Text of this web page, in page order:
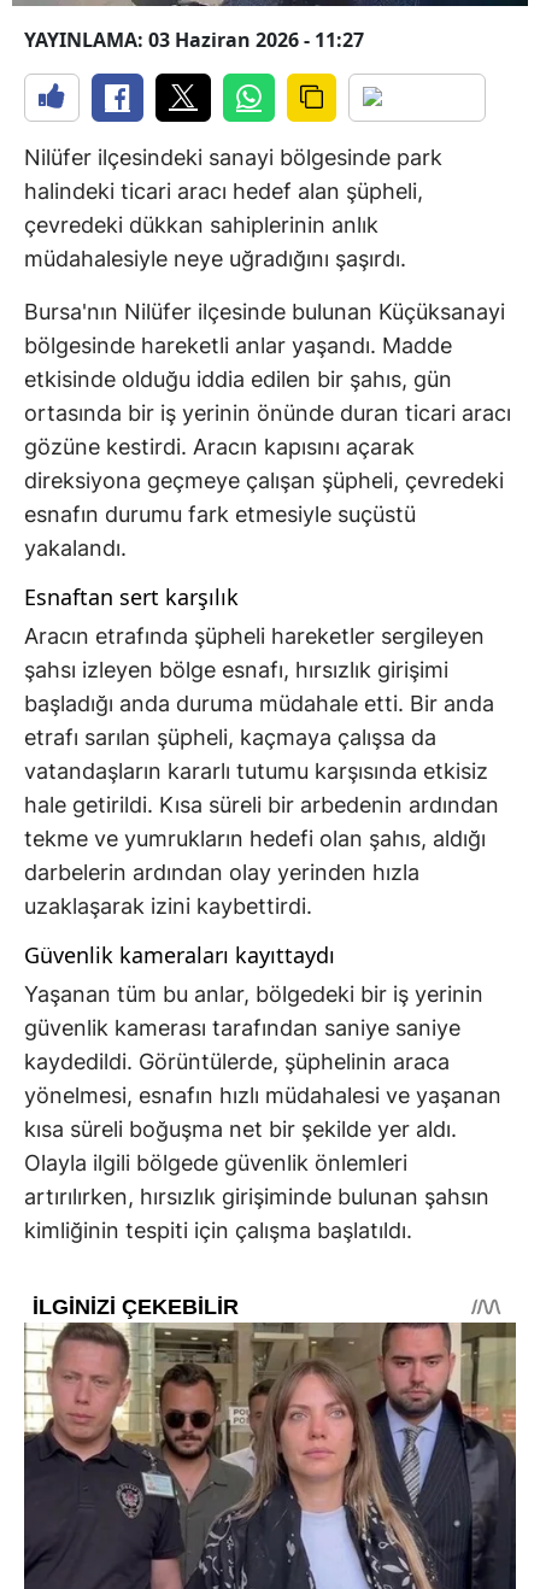
YAYINLAMA: 03 Haziran 2026 - 11:27
Nilüfer ilçesindeki sanayi bölgesinde park
halindeki ticari aracı hedef alan şüpheli,
çevredeki dükkan sahiplerinin anlık
müdahalesiyle neye uğradığını şaşırdı.
Bursa'nın Nilüfer ilçesinde bulunan Küçüksanayi
bölgesinde hareketli anlar yaşandı. Madde
etkisinde olduğu iddia edilen bir şahıs, gün
ortasında bir iş yerinin önünde duran ticari aracı
gözüne kestirdi. Aracın kapısını açarak
direksiyona geçmeye çalışan şüpheli, çevredeki
esnafın durumu fark etmesiyle suçüstü
yakalandı.
Esnaftan sert karşılık
Aracın etrafında şüpheli hareketler sergileyen
şahsı izleyen bölge esnafı, hırsızlık girişimi
başladığı anda duruma müdahale etti. Bir anda
etrafı sarılan şüpheli, kaçmaya çalışsa da
vatandaşların kararlı tutumu karşısında etkisiz
hale getirildi. Kısa süreli bir arbedenin ardından
tekme ve yumrukların hedefi olan şahıs, aldığı
darbelerin ardından olay yerinden hızla
uzaklaşarak izini kaybettirdi.
Güvenlik kameraları kayıttaydı
Yaşanan tüm bu anlar, bölgedeki bir iş yerinin
güvenlik kamerası tarafından saniye saniye
kaydedildi. Görüntülerde, şüphelinin araca
yönelmesi, esnafın hızlı müdahalesi ve yaşanan
kısa süreli boğuşma net bir şekilde yer aldı.
Olayla ilgili bölgede güvenlik önlemleri
artırılırken, hırsızlık girişiminde bulunan şahsın
kimliğinin tespiti için çalışma başlatıldı.